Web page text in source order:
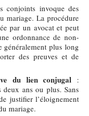
invoque des
mariage. La procédure
par un avocat et peut
ordonnance de non-
généralement plus long
des preuves et de
du lien conjugal :
deux ans ou plus. Sans
justifier l’éloignement
mariage.